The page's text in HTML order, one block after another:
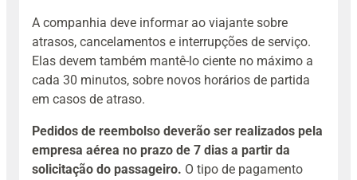
A companhia deve informar ao viajante sobre
atrasos, cancelamentos e interrupções de serviço.
Elas devem também mantê-lo ciente no máximo a
cada 30 minutos, sobre novos horários de partida
em casos de atraso.
Pedidos de reembolso deverão ser realizados pela
empresa aérea no prazo de 7 dias a partir da
solicitação do passageiro. O tipo de pagamento